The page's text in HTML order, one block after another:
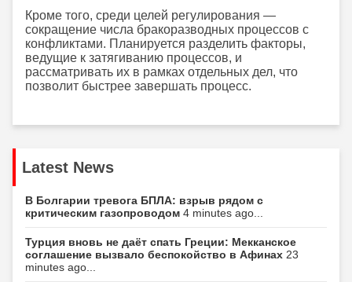
Кроме того, среди целей регулирования —
сокращение числа бракоразводных процессов с
конфликтами. Планируется разделить факторы,
ведущие к затягиванию процессов, и
рассматривать их в рамках отдельных дел, что
позволит быстрее завершать процесс.
Latest News
В Болгарии тревога БПЛА: взрыв рядом с
критическим газопроводом 4 minutes ago...
Турция вновь не даёт спать Греции: Мекканское
соглашение вызвало беспокойство в Афинах 23
minutes ago...